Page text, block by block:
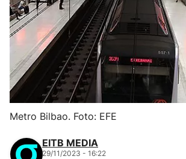
Metro Bilbao. Foto: EFE
EITB MEDIA
29/11/2023 - 16:22